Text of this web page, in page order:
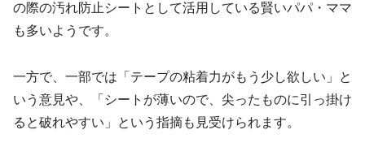
の際の汚れ防止シートとして活用している賢いパパ・ママ
も多いようです。
一方で、一部では「テープの粘着力がもう少し欲しい」と
いう意見や、「シートが薄いので、尖ったものに引っ掛け
ると破れやすい」という指摘も見受けられます。